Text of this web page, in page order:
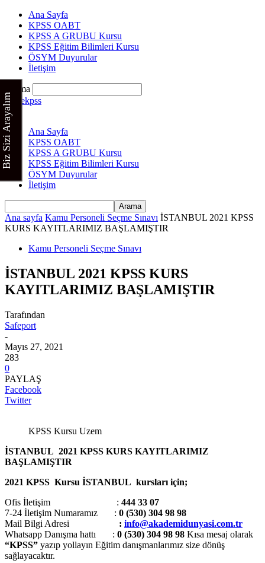
Ana Sayfa
KPSS OABT
KPSS A GRUBU Kursu
KPSS Eğitim Bilimleri Kursu
ÖSYM Duyurular
İletişim
Arama
Cinekpss
Ana Sayfa
KPSS OABT
KPSS A GRUBU Kursu
KPSS Eğitim Bilimleri Kursu
ÖSYM Duyurular
İletişim
Ana sayfa Kamu Personeli Seçme Sınavı İSTANBUL 2021 KPSS
KURS KAYITLARIMIZ BAŞLAMIŞTIR
Kamu Personeli Seçme Sınavı
İSTANBUL 2021 KPSS KURS
KAYITLARIMIZ BAŞLAMIŞTIR
Tarafından
Safeport
-
Mayıs 27, 2021
283
0
PAYLAŞ
Facebook
Twitter
KPSS Kursu Uzem
İSTANBUL 2021 KPSS KURS KAYITLARIMIZ
BAŞLAMIŞTIR
2021 KPSS Kursu İSTANBUL kursları için;
Ofis İletişim : 444 33 07
7-24 İletişim Numaramız : 0 (530) 304 98 98
Mail Bilgi Adresi : info@akademidunyasi.com.tr
Whatsapp Danışma hattı
: 0 (530) 304 98 98 Kısa mesaj olarak
“KPSS” yazıp yollayın Eğitim danışmanlarımız size dönüş
sağlayacaktır.
Biz Sizi Arayalım